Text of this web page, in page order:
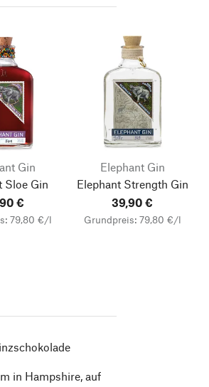
Gin
Sloe Gin
€
79,80 €/l
Elephant Gin
Elephant Strength Gin
39,90 €
Grundpreis: 79,80 €/l
in Hampshire, auf